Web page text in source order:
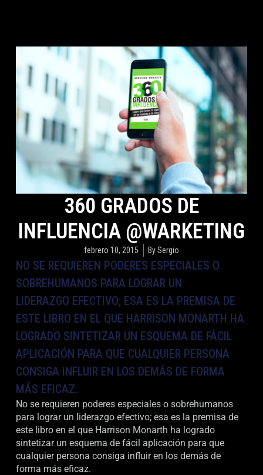
360 GRADOS DE
INFLUENCIA @WARKETING
febrero 10, 2015 BySergio
NO SE REQUIEREN PODERES ESPECIALES O
SOBREHUMANOS PARA LOGRAR UN
LIDERAZGO EFECTIVO; ESA ES LA PREMISA DE
ESTE LIBRO EN EL QUE HARRISON MONARTH HA
LOGRADO SINTETIZAR UN ESQUEMA DE FÁCIL
APLICACIÓN PARA QUE CUALQUIER PERSONA
CONSIGA INFLUIR EN LOS DEMÁS DE FORMA
MÁS EFICAZ.
No se requieren poderes especiales o sobrehumanos
para lograr un liderazgo efectivo; esa es la premisa de
este libro en el que Harrison Monarth ha logrado
sintetizar un esquema de fácil aplicación para que
cualquier persona consiga influir en los demás de
forma más eficaz.